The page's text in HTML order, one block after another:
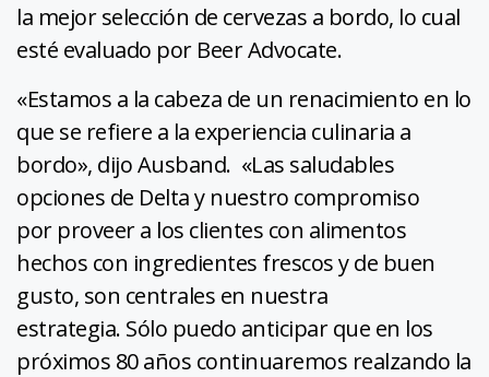
la mejor selección de cervezas a bordo, lo cual
esté evaluado por Beer Advocate.
«Estamos a la cabeza de un renacimiento en lo
que se refiere a la experiencia culinaria a
bordo», dijo Ausband. «Las saludables
opciones de Delta y nuestro compromiso
por proveer a los clientes con alimentos
hechos con ingredientes frescos y de buen
gusto, son centrales en nuestra
estrategia. Sólo puedo anticipar que en los
próximos 80 años continuaremos realzando la